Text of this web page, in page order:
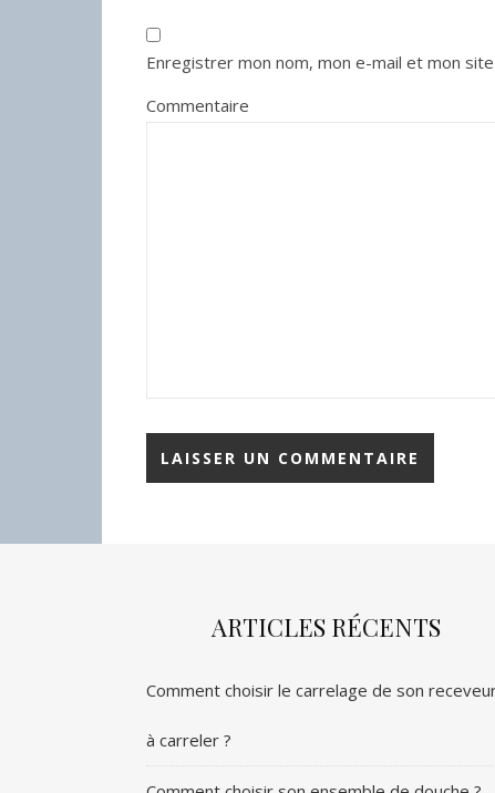
Enregistrer mon nom, mon e-mail et mon
Commentaire
ARTICLES RÉCENTS
Comment choisir le carrelage de son
à carreler ?